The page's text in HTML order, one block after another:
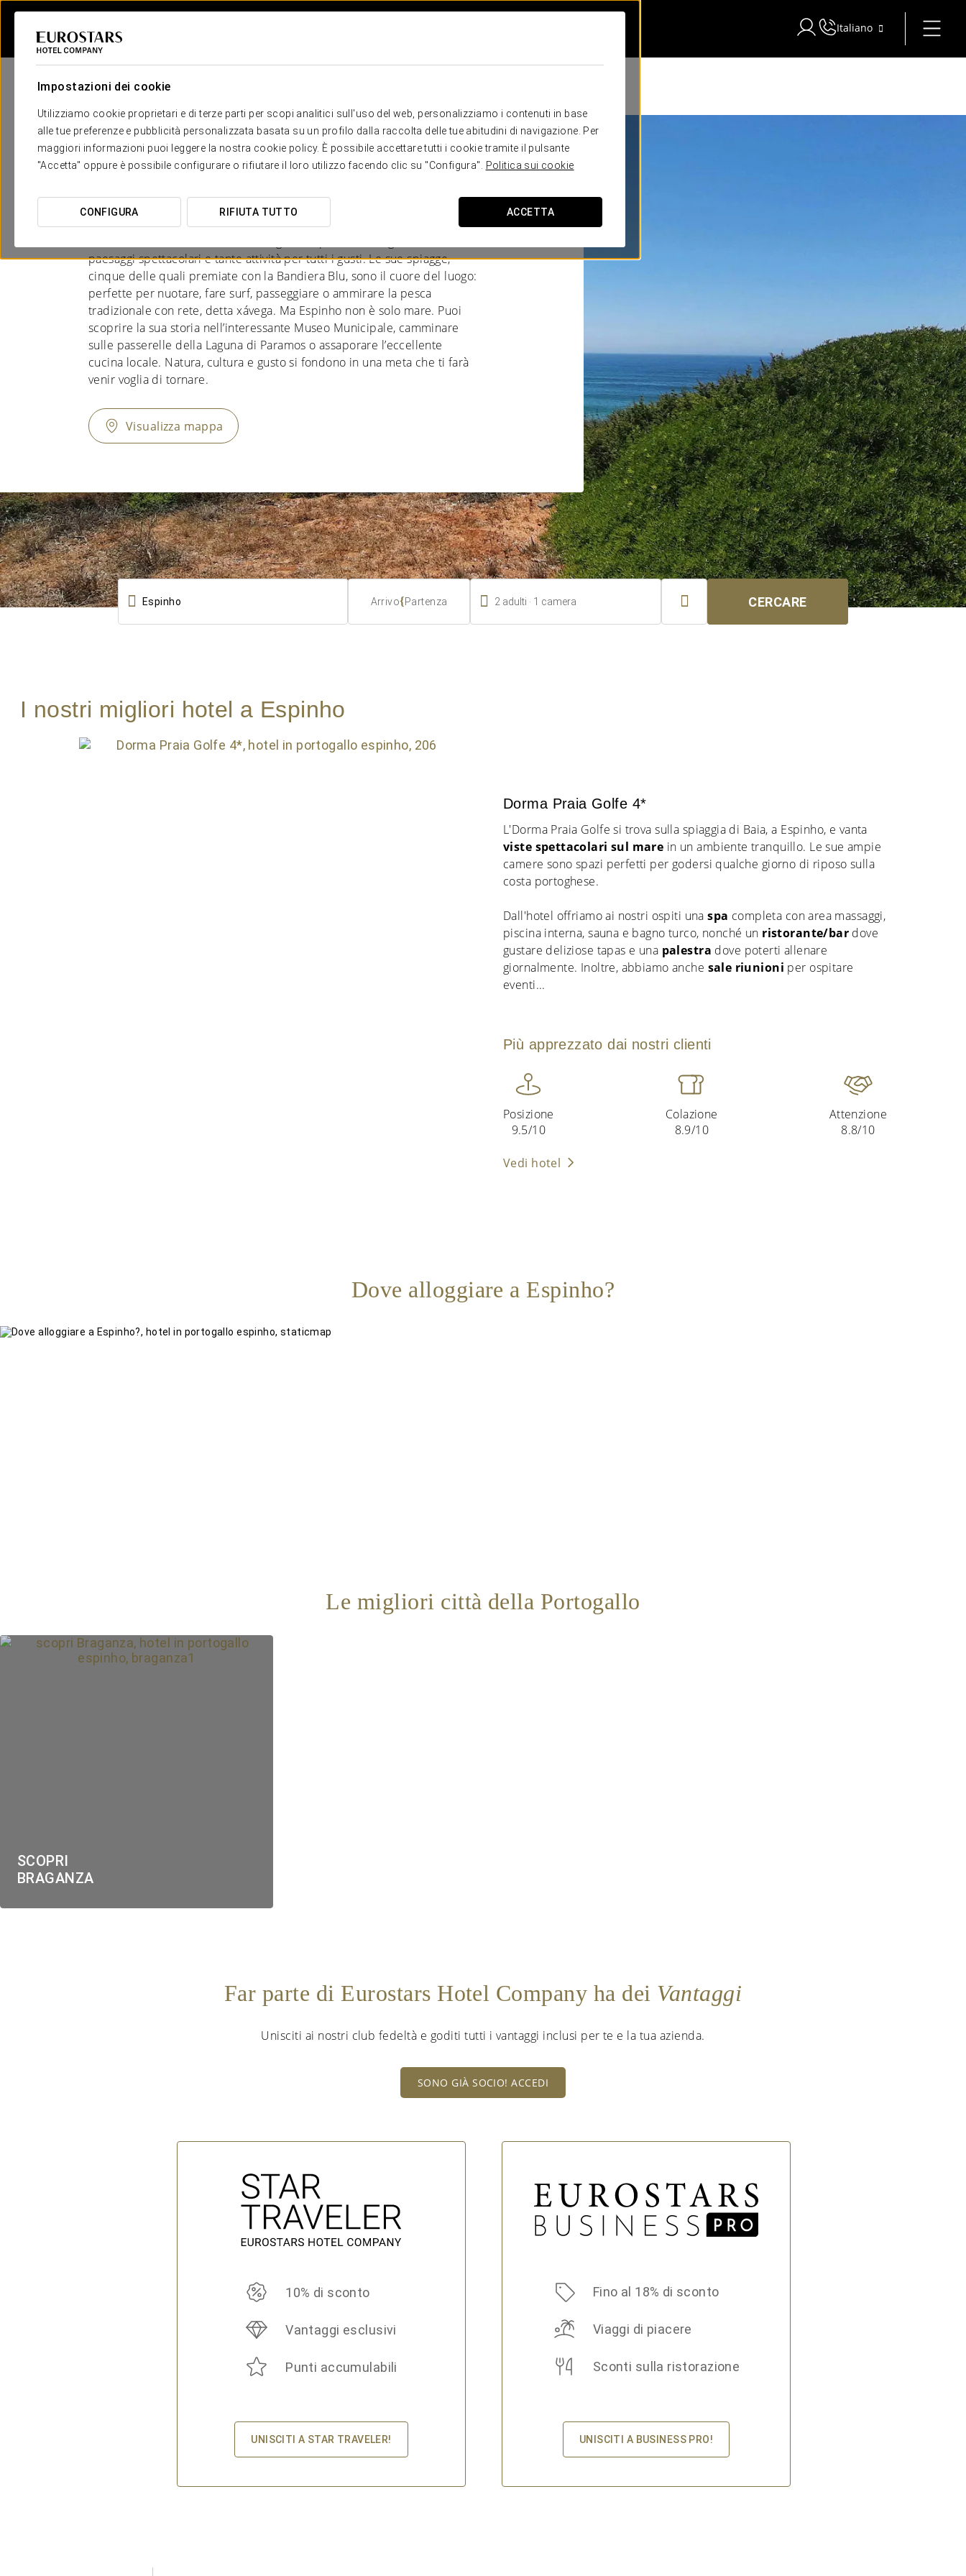
Impostazioni dei cookie
Utilizziamo cookie proprietari e di terze parti per scopi analitici sull'uso del web, personalizziamo i contenuti in base
alle tue preferenze e pubblicità personalizzata basata su un profilo dalla raccolta delle tue abitudini di navigazione. Per
maggiori informazioni puoi leggere la nostra cookie policy. È possibile accettare tutti i cookie tramite il pulsante
"Accetta" oppure è possibile configurare o rifiutare il loro utilizzo facendo clic su "Configura".
Politica sui cookie
CONFIGURA RIFIUTA TUTTO ACCETTA
Accedi a Star Traveler o
Italiano
Hotel a Espinho
SAPORE ATLANTICO
paesaggi spettacolari e tante attività per tutti i gusti. Le sue spiagge,
cinque delle quali premiate con la Bandiera Blu, sono il cuore del luogo:
perfette per nuotare, fare surf, passeggiare o ammirare la pesca
tradizionale con rete, detta xávega. Ma Espinho non è solo mare. Puoi
scoprire la sua storia nell’interessante Museo Municipale, camminare
sulle passerelle della Laguna di Paramos o assaporare l’eccellente
cucina locale. Natura, cultura e gusto si fondono in una meta che ti farà
venir voglia di tornare.
Visualizza mappa
 Arrivo{Partenza  2 adulti 1 camera  CERCARE
I nostri migliori hotel a Espinho
Dorma Praia Golfe 4*
L'Dorma Praia Golfe si trova sulla spiaggia di Baia, a Espinho, e vanta
viste spettacolari sul mare in un ambiente tranquillo. Le sue ampie
camere sono spazi perfetti per godersi qualche giorno di riposo sulla
costa portoghese.
Dall'hotel offriamo ai nostri ospiti unaspa completa con area massaggi,
piscina interna, sauna e bagno turco, nonché un ristorante/bar dove
gustare deliziose tapas e una palestra dove poterti allenare
giornalmente. Inoltre, abbiamo anche sale riunioni per ospitare
eventi...
Più apprezzato dai nostri clienti
Posizione
9.5/10
Colazione
8.9/10
Attenzione
8.8/10
Vedi hotel
Dove alloggiare a Espinho?
Le migliori città della Portogallo
SCOPRI
BRAGANZA
Far parte di Eurostars Hotel Company ha dei Vantaggi
Unisciti ai nostri club fedeltà e goditi tutti i vantaggi inclusi per te e la tua azienda.
SONO GIÀ SOCIO! ACCEDI
10% di sconto
Vantaggi esclusivi
Punti accumulabili
UNISCITI A STAR TRAVELER!
Fino al 18% di sconto
Viaggi di piacere
Sconti sulla ristorazione
UNISCITI A BUSINESS PRO!